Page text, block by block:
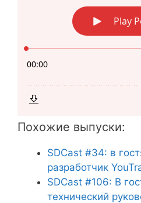
Похожие выпуски:
SDCast #34: в
разработчик
SDCast #106: В
технический